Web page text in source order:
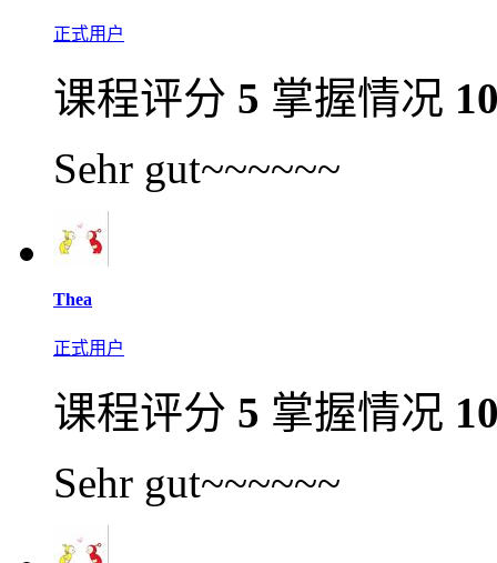
正式用户
课程评分 5 掌握情况
Sehr gut~~~~~~
Thea
正式用户
课程评分 5 掌握情况
Sehr gut~~~~~~